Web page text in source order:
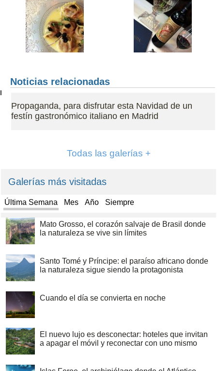
Noticias relacionadas
Propaganda, para disfrutar esta Navidad de un
festín gastronómico italiano en Madrid
Todas las galerías +
Galerías más visitadas
Última Semana Mes Año Siempre
Mato Grosso, el corazón salvaje de Brasil donde
la naturaleza se vive sin límites
Santo Tomé y Príncipe: el paraíso africano donde
la naturaleza sigue siendo la protagonista
Cuando el día se convierta en noche
El nuevo lujo es desconectar: hoteles que invitan
a apagar el móvil y reconectar con uno mismo